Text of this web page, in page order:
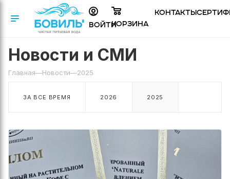
Контакты
Корзина
Войти
Новости и СМИ
Главная—Новости—2025
ЗА ВСЕ ВРЕМЯ 2026 2025